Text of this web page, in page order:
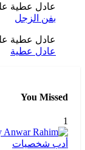
عادل عطية
بفن الزجل
عادل عطية
عادل عطية
You Missed
1
أدب شخصيات